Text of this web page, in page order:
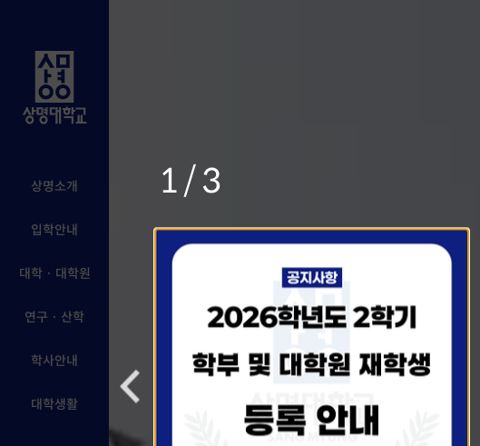
상명소개
입학안내
대학 · 대학원
연구 · 산학
학사안내
대학생활
1/3